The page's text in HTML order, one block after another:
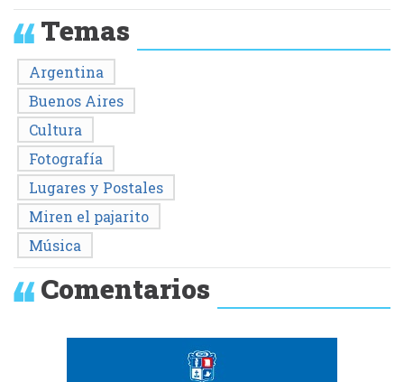
Temas
Argentina
Buenos Aires
Cultura
Fotografía
Lugares y Postales
Miren el pajarito
Música
Comentarios